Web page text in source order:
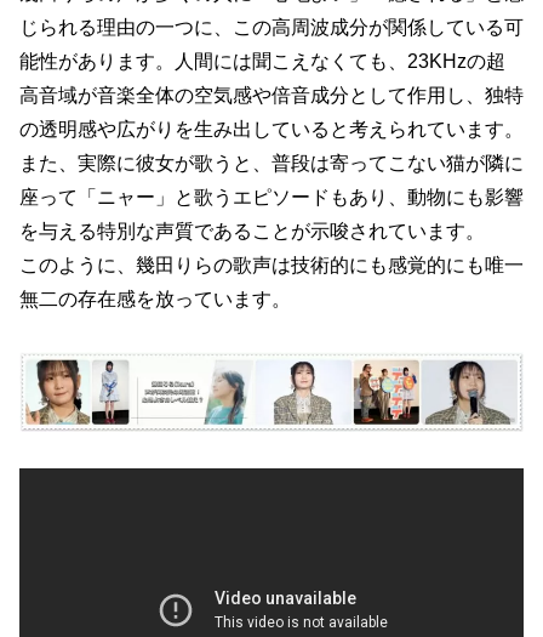
じられる理由の一つに、この高周波成分が関係している可
能性があります。人間には聞こえなくても、23KHzの超
高音域が音楽全体の空気感や倍音成分として作用し、独特
の透明感や広がりを生み出していると考えられています。
また、実際に彼女が歌うと、普段は寄ってこない猫が隣に
座って「ニャー」と歌うエピソードもあり、動物にも影響
を与える特別な声質であることが示唆されています。
このように、幾田りらの歌声は技術的にも感覚的にも唯一
無二の存在感を放っています。